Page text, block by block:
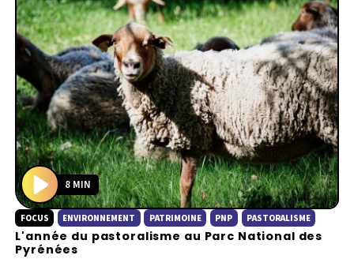
P
l
a
8 MIN
FOCUS ENVIRONNEMENT PATRIMOINE PNP PASTORALISME
L'année du pastoralisme au Parc National des
Pyrénées